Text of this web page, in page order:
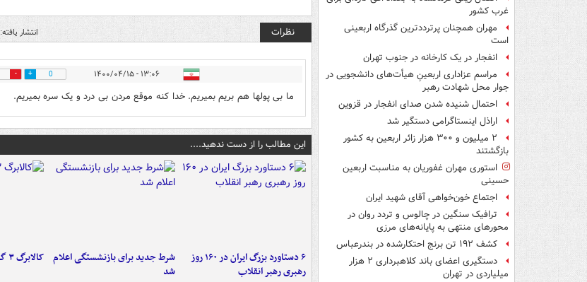
غرب کشور
مهران همچنان پرترددترین گذرگاه اربعینی
است
انفجار در یک کارخانه در جنوب تهران
مراسم عزاداری اربعینِ هیأت‌های دانشجویی در
جوار محل شهادت رهبر
احتمال شنیده شدن صدای انفجار در قزوین
اراذل اینستاگرامی دستگیر شد
۲ میلیون و ۳۰۰ هزار زائر اربعین به کشور
بازگشتند
استوری مهران غفوریان به مناسبت اربعین
حسینی
اجتماع خون‌خواهی آقای شهید ایران
ترافیک سنگین در چالوس و تردد روان در
محورهای منتهی به پایانه‌های مرزی
کشف ۱۹۲ تن برنج احتکارشده در بندرعباس
دستگیری اعضای باند کلاهبرداری ۲ هزار
میلیاردی در تهران
نظرات انتشار یافته: 1
۱۳:۰۶ - ۱۴۰۰/۰۴/۱۵ 0
ما بی پولها هم بریم بمیریم. خدا کنه موقع مردن بی درد و یک سره بمیریم.
این مطالب را از دست ندهید....
۶ دستاورد بزرگ ایران در ۱۶۰ روز
رهبری رهبر انقلاب
شرط جدید برای بازنشستگی اعلام
شد
کالابرگ ۳ گروه شارژ شد